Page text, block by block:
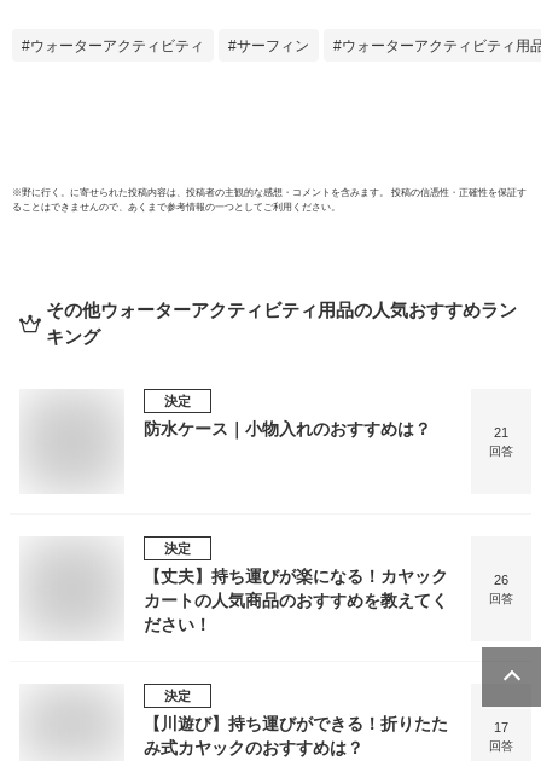
ウォーターアクティビティ サーフィン ウォーターアクティビティ用
※野に行く。 に寄せられた投稿内容は、投稿者の主観的な感想・コメントを含みます。 投稿の信憑性・正確性を保証す
ることはできませんので、あくまで参考情報の一つとしてご利用ください。
その他ウォーターアクティビティ用品の人気おすすめラン
キング
決定
防水ケース｜小物入れのおすすめは？ 21
回答
決定
【丈夫】持ち運びが楽になる！カヤック
カートの人気商品のおすすめを教えてく
ださい！
26
回答
決定
【川遊び】持ち運びができる！折りたた
み式カヤックのおすすめは？
17
回答